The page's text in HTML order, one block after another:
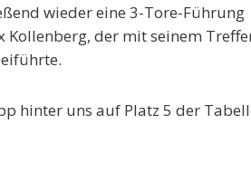
wieder eine 3-Tore-Führung
der mit seinem
hinter uns auf Platz 5 der